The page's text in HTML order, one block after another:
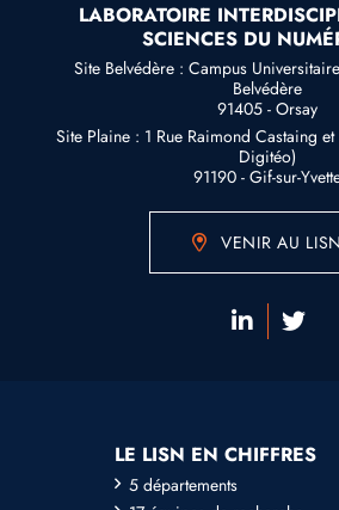
LABORATOIRE
SCIENCES DU
Site Belvédère : Campus
Belvédère
91405 - Orsay
Site Plaine : 1 Rue Raimond Castaing et
Digitéo)
91190 - Gif-sur-
VENIR AU LISN
LE LISN EN CHIFFRES
5 départements